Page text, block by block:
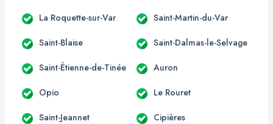
La Roquette-sur-Var Saint-Martin-du-Var
Saint-Blaise Saint-Dalmas-le-Selvage
Saint-Étienne-de-Tinée Auron
Opio Le Rouret
Saint-Jeannet Cipières